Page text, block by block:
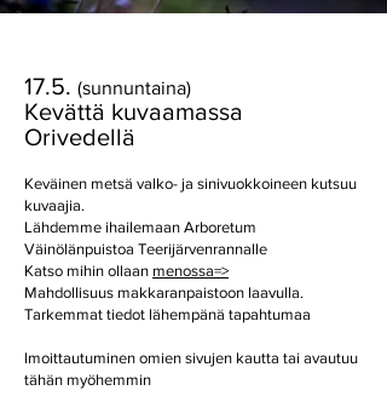
17.5. (sunnuntaina)
Kevättä kuvaamassa
Orivedellä
Keväinen metsä valko- ja sinivuokkoineen kutsuu
kuvaajia.
Lähdemme ihailemaan Arboretum
Väinölänpuistoa Teerijärvenrannalle
Katso mihin ollaan menossa=>
Mahdollisuus makkaranpaistoon laavulla.
Tarkemmat tiedot lähempänä tapahtumaa
lmoittautuminen omien sivujen kautta tai avautuu
tähän myöhemmin